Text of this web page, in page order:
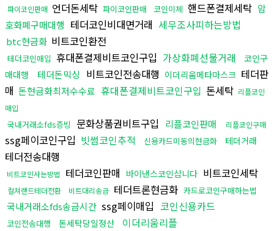
파이코인판매 언더돈세탁 파이코인판매 코인이체 핸드폰결제세탁 암
호화폐구매대행 테더코인비대면거래 세무조사피하는방법
btc현금화 비트코인환전
테더코인매입 휴대폰결제비트코인구입 가상화폐선물거래
코인구
매대행
테더돈믹싱 비트코인전송대행 이더리움메타마스크 테더판
매 돈현금화최저수수료 휴대폰결제비트코인구입 돈세탁 리플코인
매입
국내거래소fds증빙 문화상품권비트구입 리플코인판매 리플코인구매
ssg페이코인구입 빗썸코인추적 신용카드미동의현금화 테더거래
테더전송대행
비트코인사는방법 테더코인판매 바이낸스코인삽니다 비트코인세탁
컬쳐랜드테더전환 비트대리송금 테더트론현금화 카드로코인구매하는법
국내거래소fds송금시간 ssg페이매입 코인신용카드
코인전송대행 돈세탁당일정산 이더리움리플